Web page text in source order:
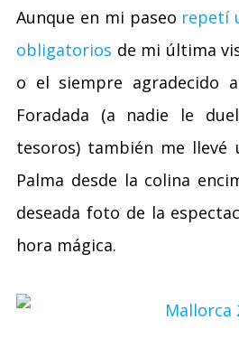
Aunque en mi paseo repetí
obligatorios de mi última
o el siempre agradecido
Foradada (a nadie le
tesoros) también me llevé
Palma desde la colina
deseada foto de la
hora mágica.